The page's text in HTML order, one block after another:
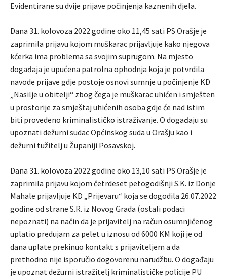
Evidentirane su dvije prijave počinjenja kaznenih djela.
Dana 31. kolovoza 2022 godine oko 11,45 sati PS Orašje je
zaprimila prijavu kojom muškarac prijavljuje kako njegova
kćerka ima problema sa svojim suprugom. Na mjesto
događaja je upućena patrolna ophodnja koja je potvrdila
navode prijave gdje postoje osnovi sumnje u počinjenje KD
„Nasilje u obitelji“ zbog čega je muškarac uhićen i smješten
u prostorije za smještaj uhićenih osoba gdje će nad istim
biti provedeno kriminalističko istraživanje. O događaju su
upoznati dežurni sudac Općinskog suda u Orašju kao i
dežurni tužitelj u Županiji Posavskoj.
Dana 31. kolovoza 2022 godine oko 13,10 sati PS Orašje je
zaprimila prijavu kojom četrdeset petogodišnji S.K. iz Donje
Mahale prijavljuje KD „Prijevaru“ koja se dogodila 26.07.2022
godine od strane S.R. iz Novog Grada (ostali podaci
nepoznati) na način da je prijavitelj na račun osumnjičenog
uplatio predujam za pelet u iznosu od 6000 KM koji je od
dana uplate prekinuo kontakt s prijaviteljem a da
prethodno nije isporučio dogovorenu narudžbu. O događaju
je upoznat dežurni istražitelj kriminalističke policije PU